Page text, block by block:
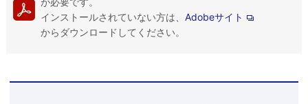
インストールされていない方は、 Adobeサイト
からダウンロードしてください。